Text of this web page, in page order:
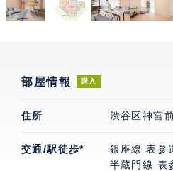
部屋情報 購入
住所 渋谷区神宮
交通/駅徒歩*
銀座線 表参
半蔵門線 表